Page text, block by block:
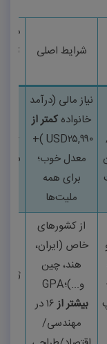
شرایط اصلی
نیاز مالی (درآمد
خانواده کمتر از
۲۵,۹۹۰USD
)
+
معدل خوب؛
برای همه
ملیت‌ها
از کشورهای
خاص (ایران،
هند، چین
و...)؛GPA
بیشتر از ۱۶در
مهندسی/